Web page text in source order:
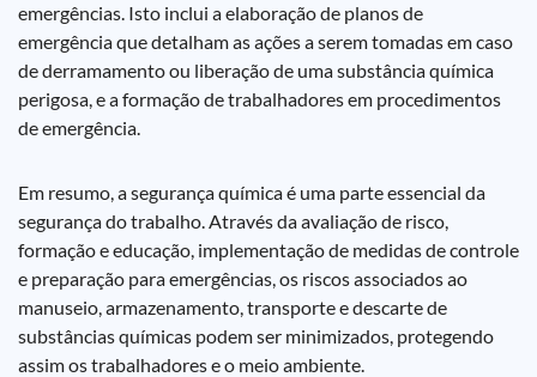
emergências. Isto inclui a elaboração de planos de
emergência que detalham as ações a serem tomadas em caso
de derramamento ou liberação de uma substância química
perigosa, e a formação de trabalhadores em procedimentos
de emergência.
Em resumo, a segurança química é uma parte essencial da
segurança do trabalho. Através da avaliação de risco,
formação e educação, implementação de medidas de controle
e preparação para emergências, os riscos associados ao
manuseio, armazenamento, transporte e descarte de
substâncias químicas podem ser minimizados, protegendo
assim os trabalhadores e o meio ambiente.